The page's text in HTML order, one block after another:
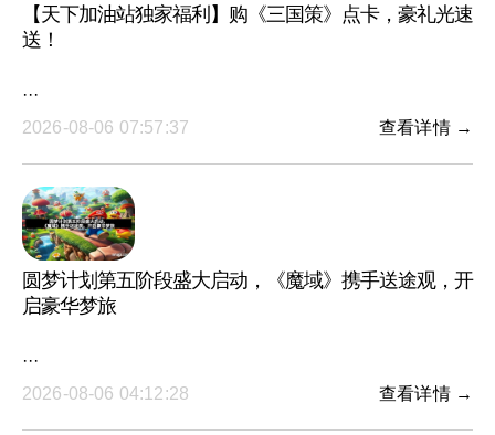
【天下加油站独家福利】购《三国策》点卡，豪礼光速
送！
···
2026-08-06 07:57:37
查看详情 →
圆梦计划第五阶段盛大启动，《魔域》携手送途观，开
启豪华梦旅
···
2026-08-06 04:12:28
查看详情 →